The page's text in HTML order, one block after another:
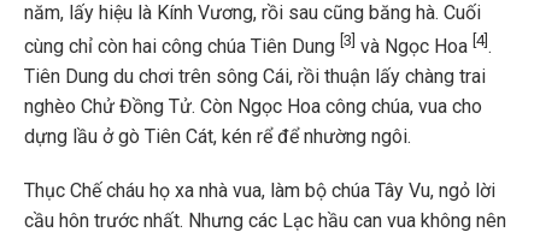
năm, lấy hiệu là Kính Vương, rồi sau cũng băng hà. Cuối
cùng chỉ còn hai công chúa Tiên Dung [3] và Ngọc Hoa [4].
Tiên Dung du chơi trên sông Cái, rồi thuận lấy chàng trai
nghèo Chử Đồng Tử. Còn Ngọc Hoa công chúa, vua cho
dựng lầu ở gò Tiên Cát, kén rể để nhường ngôi.
Thục Chế cháu họ xa nhà vua, làm bộ chúa Tây Vu, ngỏ lời
cầu hôn trước nhất. Nhưng các Lạc hầu can vua không nên